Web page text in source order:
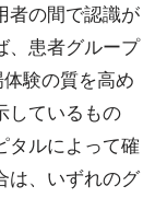
者の間で認識が
、患者グループ
験の質を高め
しているもの
タルによって確
は、いずれのグ